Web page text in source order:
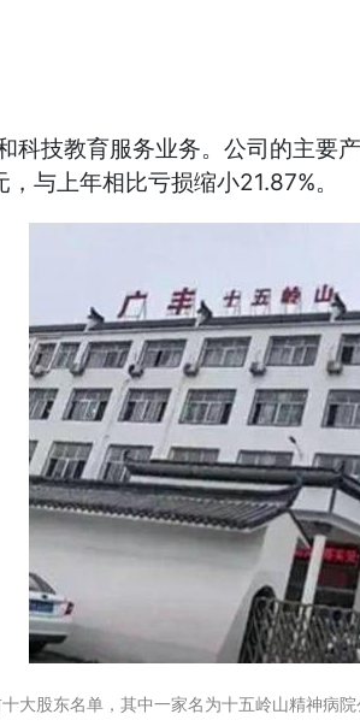
科技教育服务业务。公司的主
与上年相比亏损缩小21.87%。
大股东名单，其中一家名为十五岭山精神病